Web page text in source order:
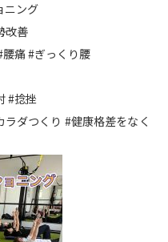
ニング
改善
痛 #ぎっくり腰
#捻挫
ダつくり #健康格差をなく